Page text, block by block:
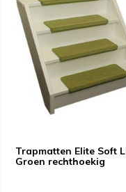
Trapmatten Elite Soft
Groen rechthoekig